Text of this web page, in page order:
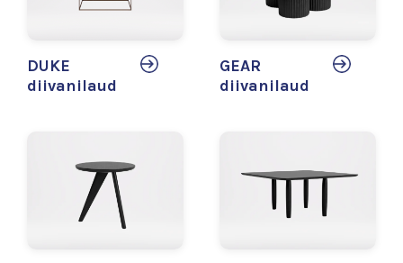
DUKE
diivanilaud
GEAR
diivanilaud